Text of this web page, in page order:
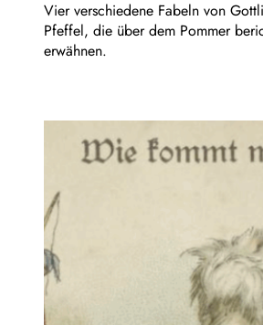
Vier verschiedene Fabeln von
Pfeffel, die über dem Pommer
erwähnen.